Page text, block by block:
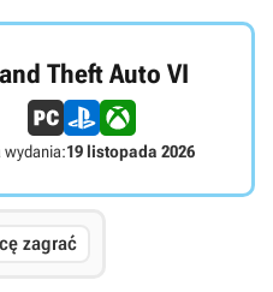
Theft Auto VI
wydania:19 listopada 2026
zagrać